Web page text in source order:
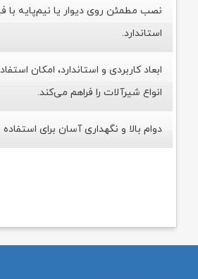
نصب مطمئن روی دیوار یا نیم‌پایه با
استاندارد.
ابعاد کاربردی و استاندارد، امکان
انواع شیرآلات را فراهم می‌کند.
دوام بالا و نگهداری آسان برای